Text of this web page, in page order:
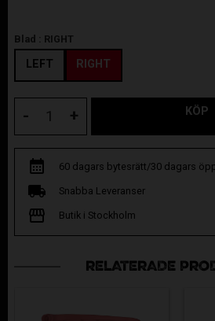
Blad : RIGHT
LEFT RIGHT
+
- KÖP
60 dagars bytesrätt/30 dagars
Snabba Leveranser
Butik i Stockholm
RELATERADE